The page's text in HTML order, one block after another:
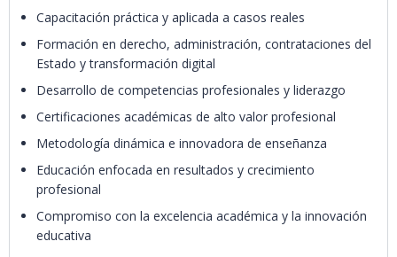
Capacitación práctica y aplicada a casos reales
Formación en derecho, administración, contrataciones del
Estado y transformación digital
Desarrollo de competencias profesionales y liderazgo
Certificaciones académicas de alto valor profesional
Metodología dinámica e innovadora de enseñanza
Educación enfocada en resultados y crecimiento
profesional
Compromiso con la excelencia académica y la innovación
educativa